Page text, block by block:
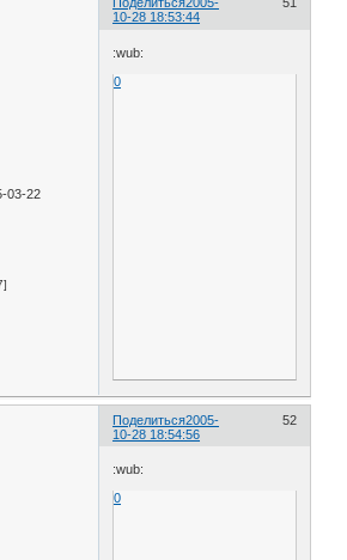
Поделиться 51
2005-
10-28 18:53:44
03-22
:wub:
0
Поделиться 52
2005-
10-28 18:54:56
:wub:
0